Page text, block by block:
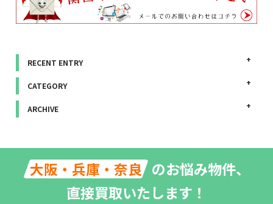
RECENT ENTRY
CATEGORY
ARCHIVE
大阪・兵庫・奈良 のお悩み物件、
直接買取いたします！